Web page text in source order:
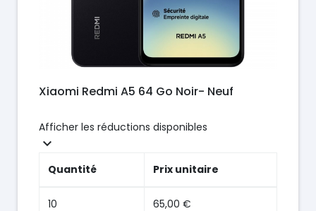
Xiaomi Redmi A5 64 Go Noir- Neuf
Afficher les réductions disponibles

Quantité Prix unitaire
10 65,00 €